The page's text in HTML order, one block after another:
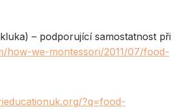
– podporující samostatnost při
how-we-montessori/2011/07/food-
?q=food-